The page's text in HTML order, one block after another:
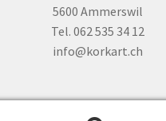
5600 Ammerswil
Tel. 062 535 34 12
info@korkart.ch